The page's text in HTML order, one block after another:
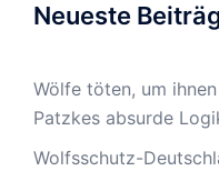
Neueste
Wölfe töten, um
Patzkes absurde
Wolfsschutz-